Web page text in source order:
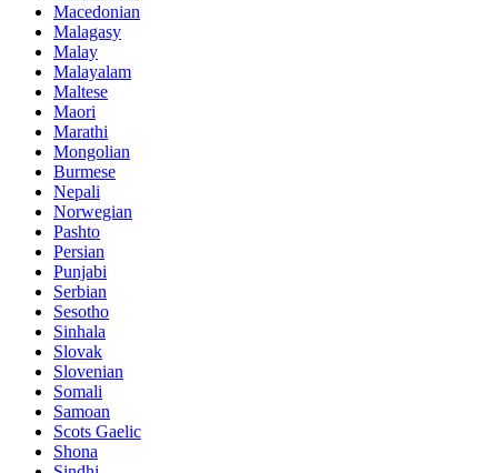
Macedonian
Malagasy
Malay
Malayalam
Maltese
Maori
Marathi
Mongolian
Burmese
Nepali
Norwegian
Pashto
Persian
Punjabi
Serbian
Sesotho
Sinhala
Slovak
Slovenian
Somali
Samoan
Scots Gaelic
Shona